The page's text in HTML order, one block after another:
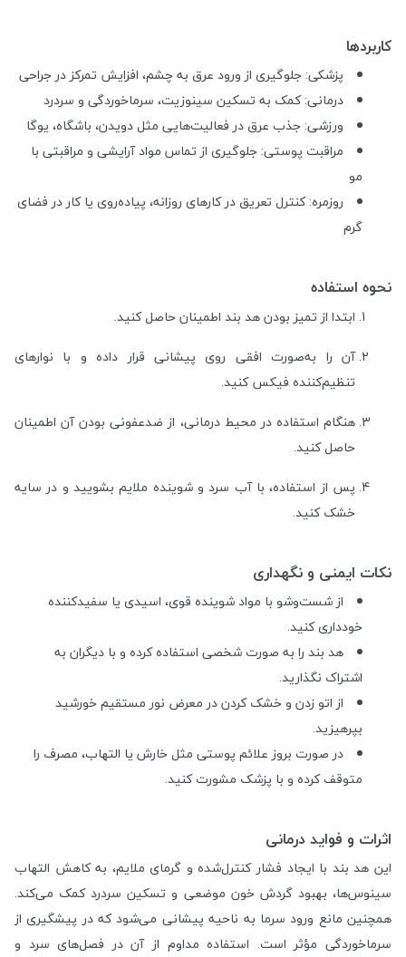
کاربردها
پزشکی: جلوگیری از ورود عرق به چشم، افزایش تمرکز در جراحی
درمانی: کمک به تسکین سینوزیت، سرماخوردگی و سردرد
ورزشی: جذب عرق در فعالیت‌هایی مثل دویدن، باشگاه، یوگا
مراقبت پوستی: جلوگیری از تماس مواد آرایشی و مراقبتی با
مو
روزمره: کنترل تعریق در کارهای روزانه، پیاده‌روی یا کار در فضای
گرم
نحوه استفاده
ابتدا از تمیز بودن هد بند اطمینان حاصل کنید.
آن را به‌صورت افقی روی پیشانی قرار داده و با نوارهای
تنظیم‌کننده فیکس کنید.
هنگام استفاده در محیط درمانی، از ضدعفونی بودن آن اطمینان
حاصل کنید.
پس از استفاده، با آب سرد و شوینده ملایم بشویید و در سایه
خشک کنید.
نکات ایمنی و نگهداری
از شست‌وشو با مواد شوینده قوی، اسیدی یا سفیدکننده
خودداری کنید.
هد بند را به صورت شخصی استفاده کرده و با دیگران به
اشتراک نگذارید.
از اتو زدن و خشک کردن در معرض نور مستقیم خورشید
بپرهیزید.
در صورت بروز علائم پوستی مثل خارش یا التهاب، مصرف را
متوقف کرده و با پزشک مشورت کنید.
اثرات و فواید درمانی
این هد بند با ایجاد فشار کنترل‌شده و گرمای ملایم، به کاهش التهاب
سینوس‌ها، بهبود گردش خون موضعی و تسکین سردرد کمک می‌کند.
همچنین مانع ورود سرما به ناحیه پیشانی می‌شود که در پیشگیری از
سرماخوردگی مؤثر است. استفاده مداوم از آن در فصل‌های سرد و